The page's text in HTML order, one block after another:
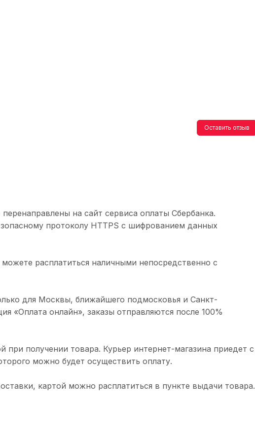
Оставить отзыв
на сайт сервиса оплаты Сбербанка.
протоколу HTTPS с шифрованием данных
расплатиться наличными непосредственно с
для Москвы, ближайшего подмосковья и Санкт-
«Оплата онлайн», заказы отправляются после 100%
при получении товара. Курьер интернет-магазина приедет с
можно будет осуществить оплату.
картой можно расплатиться в пункте выдачи товара.